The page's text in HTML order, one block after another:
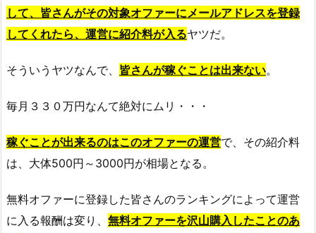
して、皆さんがその対象オファーにメールアドレスを登録
してくれたら、運営に紹介料が入るヤツだ。
そういうヤツなんで、 皆さんが稼ぐことは出来ない。
毎月３３０万円なんて絶対にムリ・・・
稼ぐことが出来るのはこのオファーの運営で、その紹介料
は、大体500円～3000円が相場となる。
無料オファーに登録した皆さんのランキングによって運営
に入る報酬は変り、 無料オファーを沢山購入したことのあ